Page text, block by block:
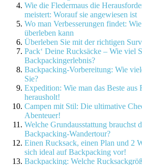
Wie die Fledermaus die
meistert: Worauf sie angewiesen ist
Wo man Verbesserungen findet:
überleben kann
Überleben Sie mit der richtigen
Pack‘ Deine Rucksäcke – Wie viel
Backpackingerlebnis?
Backpacking-Vorbereitung: Wie
Sie?
Expedition: Wie man das Beste
herausholt!
Campen mit Stil: Die ultimative
Abenteuer!
Welche Grundausstattung brauchst
Backpacking-Wandertour?
Einen Rucksack, einen Plan und 2
sich ideal auf Backpacking vor!
Backpacking: Welche